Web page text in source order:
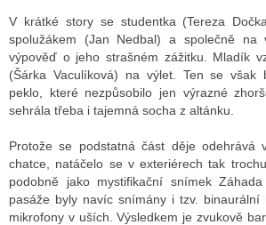
TISK
STÁT BLOGEREM
BLOGERA
V krátké story se studentka (Tereza
spolužákem (Jan Nedbal) a společně na
výpověď o jeho strašném zážitku. Mladík
(Šárka Vaculíková) na výlet. Ten se však
peklo, které nezpůsobilo jen výrazné
sehrála třeba i tajemná socha z altánku.
Protože se podstatná část děje odehrává
chatce, natáčelo se v exteriérech tak
podobně jako mystifikační snímek
pasáže byly navíc snímány i tzv. binaurální
mikrofony v uších. Výsledkem je zvukově